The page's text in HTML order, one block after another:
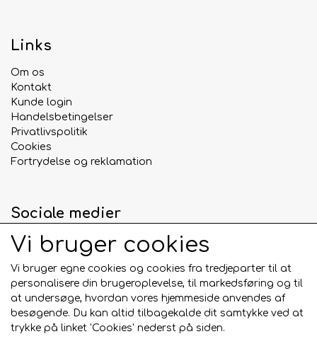
Links
Om os
Kontakt
Kunde login
Handelsbetingelser
Privatlivspolitik
Cookies
Fortrydelse og reklamation
Sociale medier
Betalingskort
Vi bruger cookies
Vi bruger egne cookies og cookies fra tredjeparter til at
personalisere din brugeroplevelse, til markedsføring og til
at undersøge, hvordan vores hjemmeside anvendes af
besøgende. Du kan altid tilbagekalde dit samtykke ved at
trykke på linket 'Cookies' nederst på siden.